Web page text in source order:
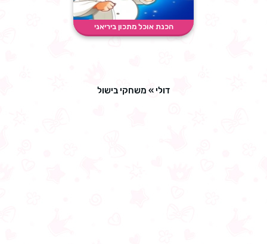
הכנת אוכל מתכון ביריאני
דולי» משחקי בישול